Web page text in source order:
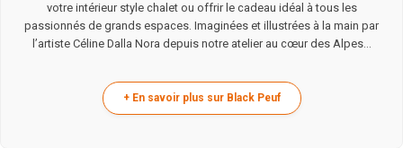
votre intérieur style chalet ou offrir le cadeau idéal à tous les
passionnés de grands espaces. Imaginées et illustrées à la main par
l’artiste Céline Dalla Nora depuis notre atelier au cœur des Alpes...